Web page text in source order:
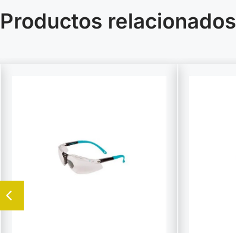
Productos relacionados